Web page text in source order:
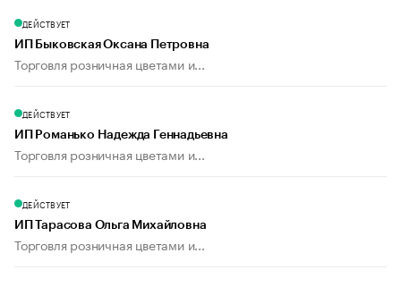
ДЕЙСТВУЕТ
ИП Быковская Оксана Петровна
Торговля розничная цветами и...
ДЕЙСТВУЕТ
ИП Романько Надежда Геннадьевна
Торговля розничная цветами и...
ДЕЙСТВУЕТ
ИП Тарасова Ольга Михайловна
Торговля розничная цветами и...